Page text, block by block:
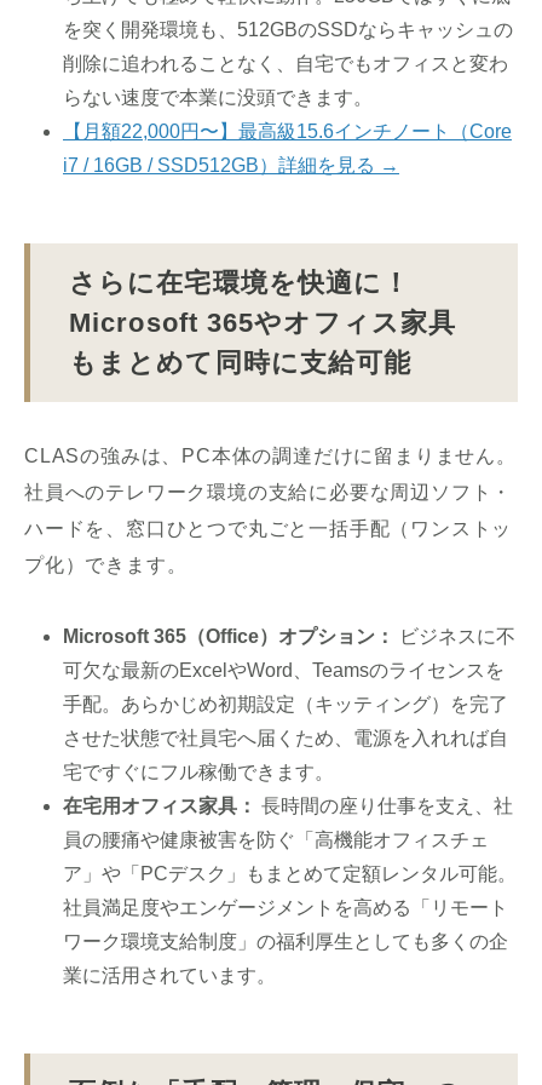
を突く開発環境も、512GBのSSDならキャッシュの
削除に追われることなく、自宅でもオフィスと変わ
らない速度で本業に没頭できます。
【月額22,000円〜】最高級15.6インチノート（Core
i7 / 16GB / SSD512GB）詳細を見る →
さらに在宅環境を快適に！
Microsoft 365やオフィス家具
もまとめて同時に支給可能
CLASの強みは、PC本体の調達だけに留まりません。
社員へのテレワーク環境の支給に必要な周辺ソフト・
ハードを、窓口ひとつで丸ごと一括手配（ワンストッ
プ化）できます。
Microsoft 365（Office）オプション：
ビジネスに不
可欠な最新のExcelやWord、Teamsのライセンスを
手配。あらかじめ初期設定（キッティング）を完了
させた状態で社員宅へ届くため、電源を入れれば自
宅ですぐにフル稼働できます。
在宅用オフィス家具： 長時間の座り仕事を支え、社
員の腰痛や健康被害を防ぐ「高機能オフィスチェ
ア」や「PCデスク」もまとめて定額レンタル可能。
社員満足度やエンゲージメントを高める「リモート
ワーク環境支給制度」の福利厚生としても多くの企
業に活用されています。